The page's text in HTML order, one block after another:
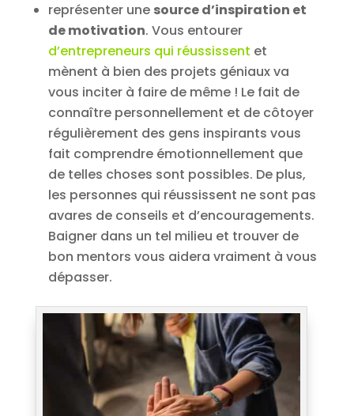
représenter une source d’inspiration et
de motivation. Vous entourer
d’entrepreneurs qui réussissent et
mènent à bien des projets géniaux va
vous inciter à faire de même ! Le fait de
connaître personnellement et de côtoyer
régulièrement des gens inspirants vous
fait comprendre émotionnellement que
de telles choses sont possibles. De plus,
les personnes qui réussissent ne sont pas
avares de conseils et d’encouragements.
Baigner dans un tel milieu et trouver de
bon mentors vous aidera vraiment à vous
dépasser.